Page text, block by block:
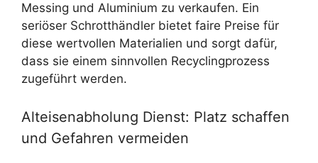
Messing und Aluminium zu verkaufen. Ein
seriöser Schrotthändler bietet faire Preise für
diese wertvollen Materialien und sorgt dafür,
dass sie einem sinnvollen Recyclingprozess
zugeführt werden.
Alteisenabholung Dienst: Platz schaffen
und Gefahren vermeiden